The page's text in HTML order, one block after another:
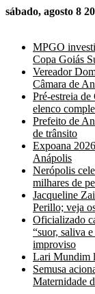
sábado, agosto 8
MPGO
Copa Goiás
Vereador
Câmara de
Pré-estreia
elenco
Prefeito de
de trânsito
Expoana
Anápolis
Nerópolis
milhares de
Jacqueline
Perillo; veja
Oficializado
“suor, saliva
improviso
Lari Mundim
Semusa
Maternidade